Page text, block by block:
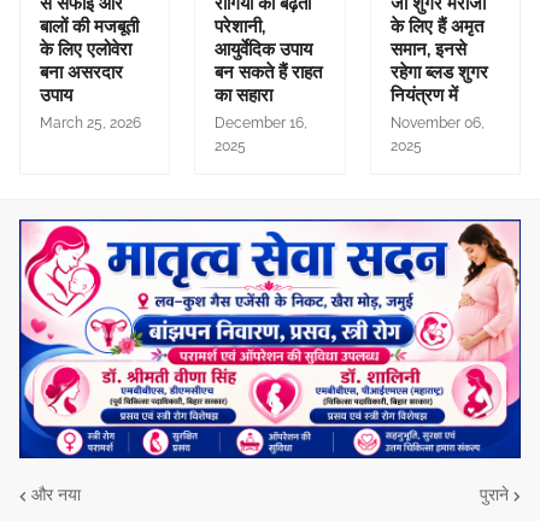
बालों की मजबूती
के लिए एलोवेरा
बना असरदार
उपाय
March 25, 2026
परेशानी,
आयुर्वेदिक उपाय
बन सकते हैं राहत
का सहारा
December 16,
2025
के लिए हैं अमृत
समान, इनसे
रहेगा ब्लड शुगर
नियंत्रण में
November 06,
2025
और नया पुराने